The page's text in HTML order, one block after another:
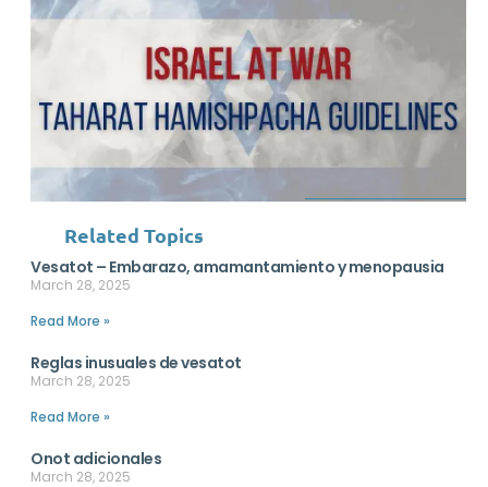
Related Topics
Vesatot – Embarazo, amamantamiento y menopausia
March 28, 2025
Read More »
Reglas inusuales de vesatot
March 28, 2025
Read More »
Onot adicionales
March 28, 2025